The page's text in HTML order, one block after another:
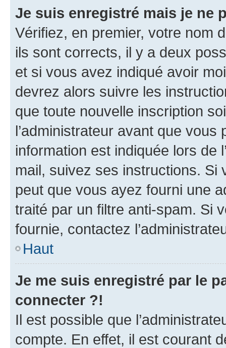
Je suis enregistré mais je ne
Vérifiez, en premier, votre nom
ils sont corrects, il y a deux
et si vous avez indiqué avoir
devrez alors suivre les
que toute nouvelle inscription
l’administrateur avant que
information est indiquée lors de
mail, suivez ses instructions. Si
peut que vous ayez fourni une
traité par un filtre anti-spam. Si
fournie, contactez
Haut
Je me suis enregistré par le
connecter ?!
Il est possible que
compte. En effet, il est courant